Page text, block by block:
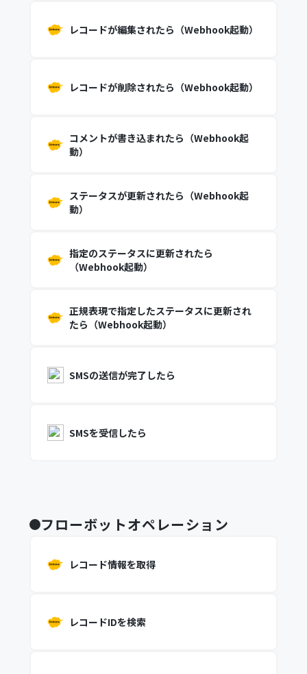
レコードが編集されたら（Webhook起動）
レコードが削除されたら（Webhook起動）
コメントが書き込まれたら（Webhook起
動）
ステータスが更新されたら（Webhook起
動）
指定のステータスに更新されたら
（Webhook起動）
正規表現で指定したステータスに更新され
たら（Webhook起動）
SMSの送信が完了したら
SMSを受信したら
フローボットオペレーション
レコード情報を取得
レコードIDを検索